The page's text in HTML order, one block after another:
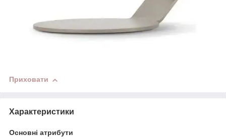
Приховати
Характеристики
Основні атрибути